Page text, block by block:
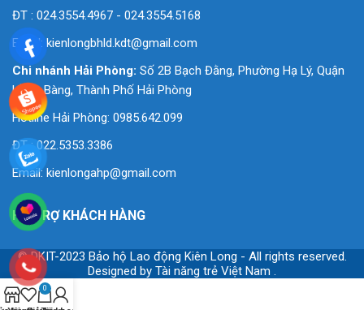
ĐT : 024.3554.4967 - 024.3554.5168
Email:kienlongbhld.kdt@gmail.com
Chi nhánh Hải Phòng: Số 2B Bạch Đằng, Phường Hạ Lý, Quận
Hồng Bàng, Thành Phố Hải Phòng
Hotline Hải Phòng: 0985.642.099
ĐT : 022.5353.3386
Email:kienlongahp@gmail.com
HỖ TRỢ KHÁCH HÀNG
© DKIT-2023 Bảo hộ Lao động Kiên Long - All rights reserved.
Designed by Tài năng trẻ Việt Nam .
0